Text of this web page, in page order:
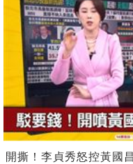
開撕！李貞秀怒控黃國